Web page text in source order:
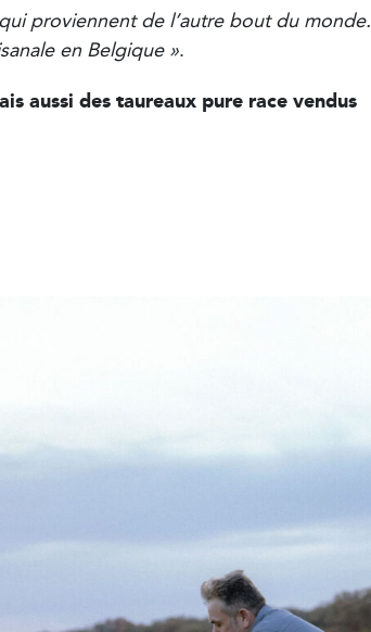
proviennent de l’autre bout du monde.
en Belgique ».
aussi des taureaux pure race vendus